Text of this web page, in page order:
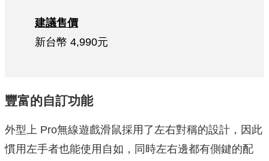
建議售價
新台幣 4,990元
豐富的自訂功能
外型上 Pro無線遊戲滑鼠採用了左右對稱的設計，因此
慣用左手者也能使用自如，同時左右邊都有側鍵的配